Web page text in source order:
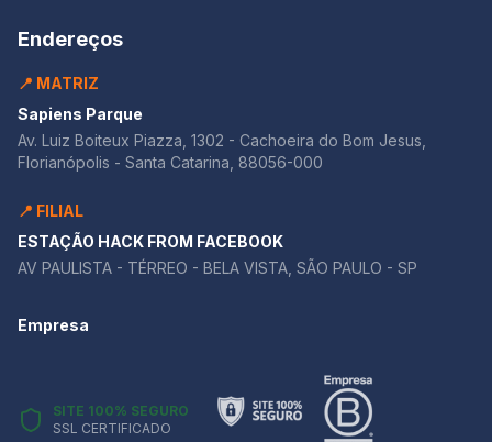
Endereços
📍 MATRIZ
Sapiens Parque
Av. Luiz Boiteux Piazza, 1302 - Cachoeira do Bom Jesus,
Florianópolis - Santa Catarina, 88056-000
📍 FILIAL
ESTAÇÃO HACK FROM FACEBOOK
AV PAULISTA - TÉRREO - BELA VISTA, SÃO PAULO - SP
Empresa
SITE 100% SEGURO
SSL CERTIFICADO